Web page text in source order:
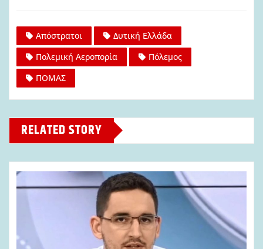
Απόστρατοι
Δυτική Ελλάδα
Πολεμική Αεροπορία
Πόλεμος
ΠΟΜΑΣ
RELATED STORY